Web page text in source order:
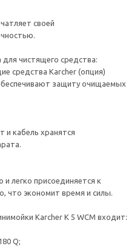
своей
чистящего средства:
средства Karcher (опция)
защиту очищаемых
и кабель хранятся
легко присоединяется к
что экономит время и силы.
Karcher K 5 WCM входит:
Q;